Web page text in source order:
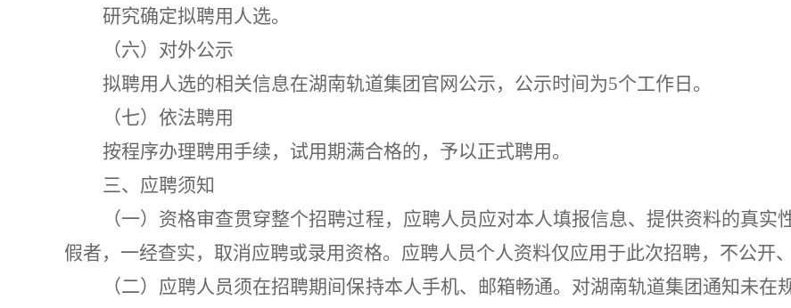
研究确定拟聘用人选。
（六）对外公示
拟聘用 人选的相关信息在湖南轨道集团官网公示，公示时间为5个工作日。
（七）依法聘用
按程序办理聘用手续，试用期满合格的，予以正式聘用。
三、应聘须知
（一）资格审查贯穿整个招聘过程，应聘人员应对本人填报信息、提供资料的真实
假者，一经查实，取消应聘或录用 资格。 应聘人员个人资料仅应用于此次招聘，不公开、
（二）应聘人员须在招聘期间保持本人手机、 邮箱畅通。对湖南轨道集团通知未在